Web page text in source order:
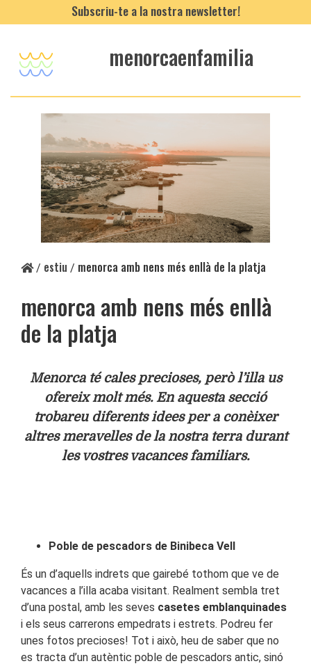
Subscriu-te a la nostra newsletter!
menorcaenfamilia
/ estiu / menorca amb nens més enllà de la platja
menorca amb nens més enllà
de la platja
Menorca té cales precioses, però l’illa us
ofereix molt més. En aquesta secció
trobareu diferents idees per a conèixer
altres meravelles de la nostra terra durant
les vostres vacances familiars.
Poble de pescadors de Binibeca Vell
És un d’aquells indrets que gairebé tothom que ve de
vacances a l’illa acaba visitant. Realment sembla tret
d’una postal, amb les seves casetes emblanquinades
i els seus carrerons empedrats i estrets. Podreu fer
unes fotos precioses! Tot i això, heu de saber que no
es tracta d’un autèntic poble de pescadors antic, sinó